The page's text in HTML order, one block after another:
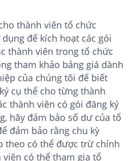
thành viên tổ chức
để kích hoạt các gói
thành viên trong tổ chức
tham khảo bảng giá dành
của chúng tôi để biết
cụ thể cho từng thành
thành viên có gói đăng ký
hãy đảm bảo số dư của tổ
đảm bảo rằng chu kỳ
theo có thể được trừ chính
viên có thể tham gia tổ